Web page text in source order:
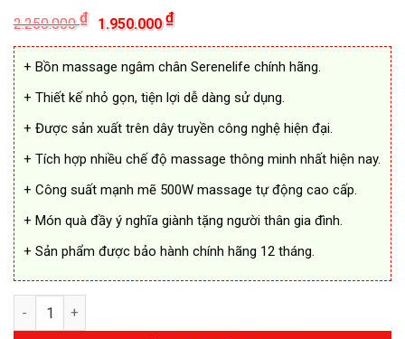
2.250.000₫
Giá
gốc
là:
2.250.000 ₫.
1.950.000₫Giá
hiện
tại
là:
1.950.000 ₫.
+ Bồn massage ngâm chân Serenelife chính hãng.
+ Thiết kế nhỏ gọn, tiện lợi dễ dàng sử dụng.
+ Được sản xuất trên dây truyền công nghệ hiện đại.
+ Tích hợp nhiều chế độ massage thông minh nhất hiện nay.
+ Công suất mạnh mẽ 500W massage tự động cao cấp.
+ Món quà đầy ý nghĩa giành tặng người thân gia đình.
+ Sản phẩm được bảo hành chính hãng 12 tháng.
Bồn Massage Ngâm Chân Serenelife SL12 Cao Cấp số lượng